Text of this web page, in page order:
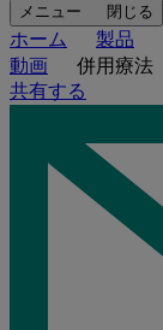
メニュー 閉じる
ホーム
製品
動画
併用療法
共有する